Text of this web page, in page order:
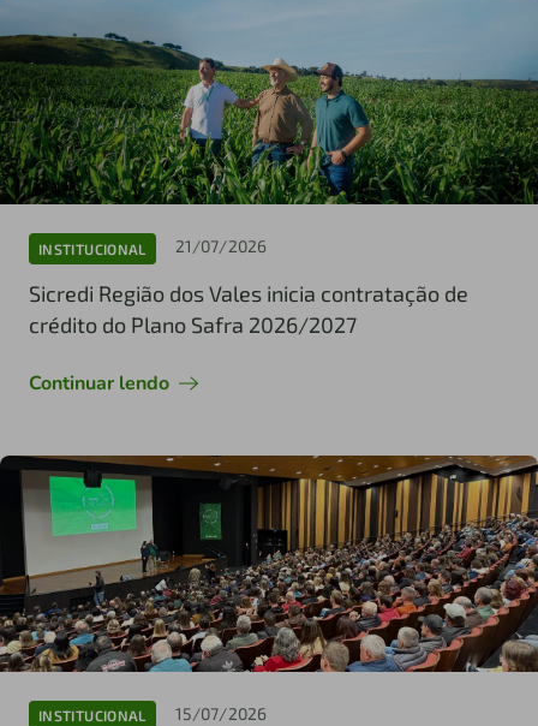
INSTITUCIONAL 21/07/2026
Sicredi Região dos Vales inicia contratação de
crédito do Plano Safra 2026/2027
Continuar lendo
INSTITUCIONAL 15/07/2026